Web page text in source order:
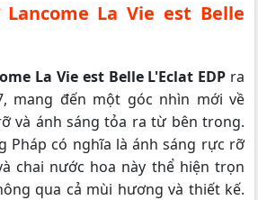
La Vie est Belle
La Vie est Belle L'Eclat EDP ra
mang đến một góc nhìn mới về
và ánh sáng tỏa ra từ bên trong.
Pháp có nghĩa là ánh sáng rực rỡ
chai nước hoa này thể hiện trọn
qua cả mùi hương và thiết kế.